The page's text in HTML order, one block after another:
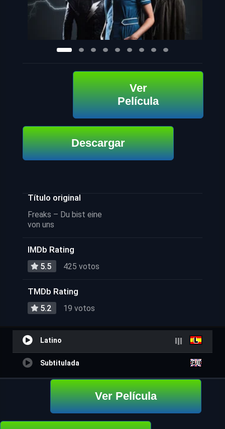
Ver
Película
Descargar
Título original
Freaks – Du bist eine
von uns
IMDb Rating
5.5 425 votos
TMDb Rating
5.2 19 votos
Latino
Subtitulada
Ver Película